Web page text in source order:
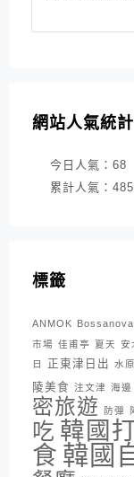
網站人氣統計
今日人氣： 68
累計人氣：
標籤
ANMOK Bossanova
市場 佳甫亭 夏天 安
日
正東津日出 水
陵美食 注文津 海邊
密旅遊
防彈
吃 韓國
食 韓國